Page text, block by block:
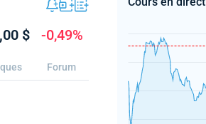
$ -0,49%
Forum